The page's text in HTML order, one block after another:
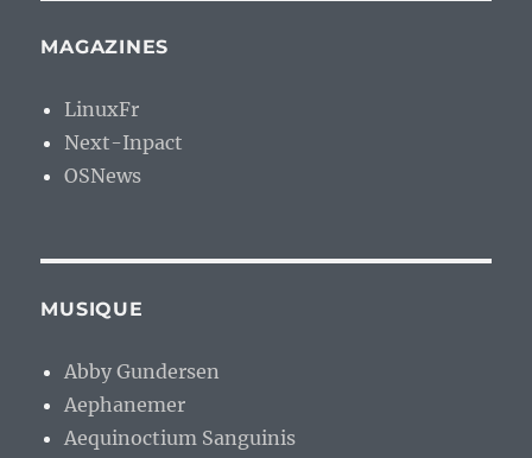
MAGAZINES
LinuxFr
Next-Inpact
OSNews
MUSIQUE
Abby Gundersen
Aephanemer
Aequinoctium Sanguinis